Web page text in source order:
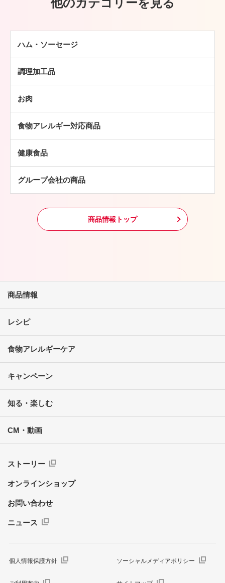
他のカテゴリーを見る
ハム・ソーセージ
その他
調理加工品
チキン加工品
パン・ピザ
常温食品
冷凍食品
その他
お肉
鶏肉
食物アレルギー対応商品
健康食品
グループ会社の商品
商品情報トップ
商品情報
レシピ
食物アレルギーケア
キャンペーン
知る・楽しむ
CM・動画
ストーリー
オンラインショップ
お問い合わせ
ニュース
個人情報保護方針 ソーシャルメディアポリシー